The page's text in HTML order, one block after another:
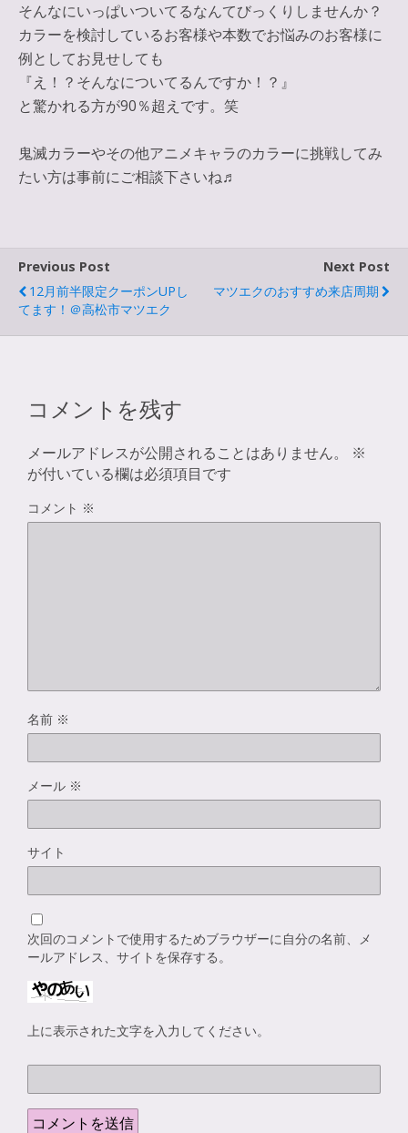
そんなにいっぱいついてるなんてびっくりしませんか？
カラーを検討しているお客様や本数でお悩みのお客様に
例としてお見せしても
『え！？そんなについてるんですか！？』
と驚かれる方が90％超えです。笑
鬼滅カラーやその他アニメキャラのカラーに挑戦してみ
たい方は事前にご相談下さいね♬
Previous Post
12月前半限定クーポンUPし
てます！＠高松市マツエク
Next Post
マツエクのおすすめ来店周期
コメントを残す
メールアドレスが公開されることはありません。
※
が付いている欄は必須項目です
コメント ※
名前 ※
メール ※
サイト
次回のコメントで使用するためブラウザーに自分の名前、メ
ールアドレス、サイトを保存する。
上に表示された文字を入力してください。